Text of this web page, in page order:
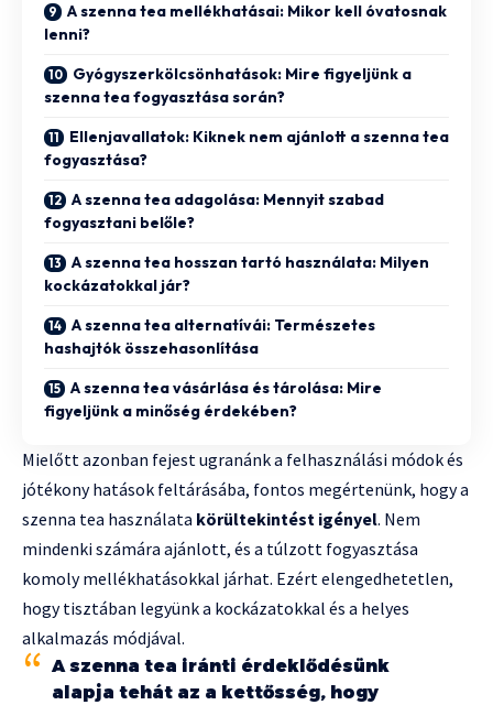
A szenna tea mellékhatásai: Mikor kell óvatosnak
lenni?
Gyógyszerkölcsönhatások: Mire figyeljünk a
szenna tea fogyasztása során?
Ellenjavallatok: Kiknek nem ajánlott a szenna tea
fogyasztása?
A szenna tea adagolása: Mennyit szabad
fogyasztani belőle?
A szenna tea hosszan tartó használata: Milyen
kockázatokkal jár?
A szenna tea alternatívái: Természetes
hashajtók összehasonlítása
A szenna tea vásárlása és tárolása: Mire
figyeljünk a minőség érdekében?
Mielőtt azonban fejest ugranánk a felhasználási módok és
jótékony hatások feltárásába, fontos megértenünk, hogy a
szenna tea használata körültekintést igényel. Nem
mindenki számára ajánlott, és a túlzott fogyasztása
komoly mellékhatásokkal járhat. Ezért elengedhetetlen,
hogy tisztában legyünk a kockázatokkal és a helyes
alkalmazás módjával.
A szenna tea iránti érdeklődésünk
alapja tehát az a kettősség, hogy